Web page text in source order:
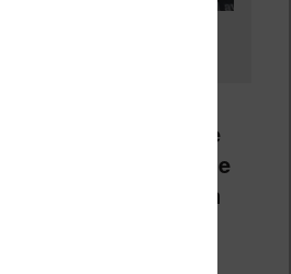
a ajouté
un mode
en appuyant sur le
de l’écran, on
sur l’écran.